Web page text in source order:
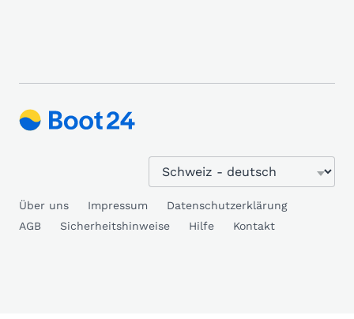
Über uns Impressum
Datenschutzerklärung
AGB
Sicherheitshinweise Hilfe Kontakt